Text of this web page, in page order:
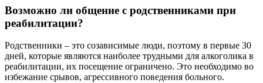
Возможно ли общение с родственниками при
реабилитации?
Родственники – это созависимые люди, поэтому в первые 30
дней, которые являются наиболее трудными для алкоголика в
реабилитации, их посещение ограничено. Это необходимо во
избежание срывов, агрессивного поведения больного.